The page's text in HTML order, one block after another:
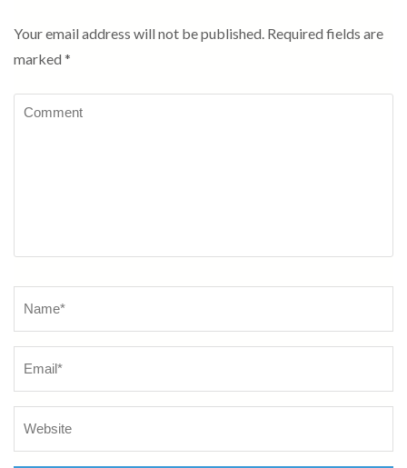
Your email address will not be published. Required fields are
marked *